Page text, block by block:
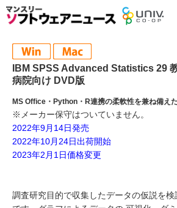
IBM SPSS Advanced Statistics 29
病院向け DVD版
MS Office・Python・R連携の柔軟性を兼ね備え
※メーカー保守はついていません。
2022年9月14日発売
2022年10月24日出荷開始
2023年2月1日価格変更
調査研究目的で収集したデータの仮説を